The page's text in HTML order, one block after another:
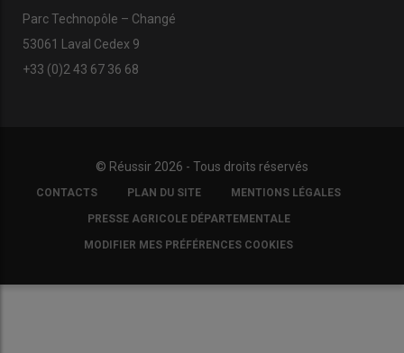
Parc Technopôle – Changé
53061 Laval Cedex 9
+33 (0)2 43 67 36 68
© Réussir 2026 - Tous droits réservés
FOOTER
COPYRIGHT
CONTACTS PLAN DU SITE MENTIONS LÉGALES
PRESSE AGRICOLE DÉPARTEMENTALE
MODIFIER MES PRÉFÉRENCES COOKIES